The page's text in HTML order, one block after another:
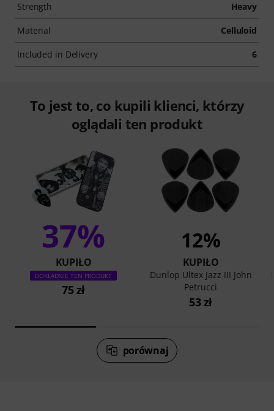
Strength Heavy
Material Celluloid
Included in Delivery 6
To jest to, co kupili klienci, którzy
oglądali ten produkt
37%
KUPIŁO
DOKŁADNIE TEN PRODUKT
75 zł
12%
KUPIŁO
Dunlop Ultex Jazz III John
Petrucci
53 zł
porównaj